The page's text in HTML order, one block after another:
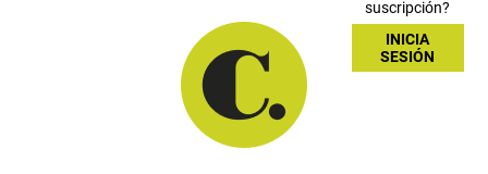
suscripción?
INICIA
SESIÓN